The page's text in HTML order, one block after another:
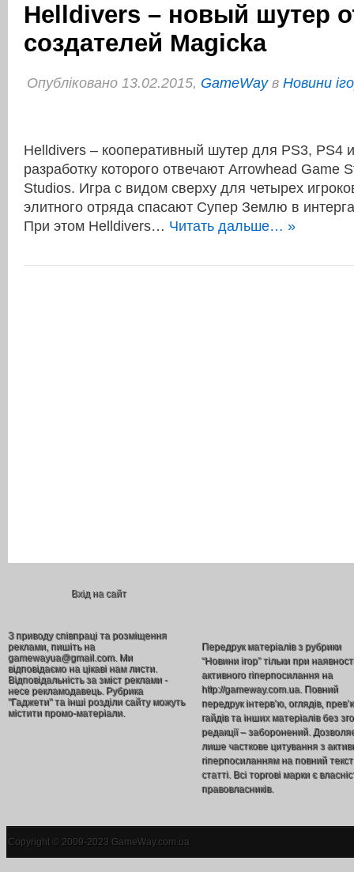
Helldivers – новый шутер
создателей Magicka
Опубліковано 13.02.2015, GameWayв Новини
Helldivers – кооперативный шутер для PS3, PS4
разработку которого отвечают Arrowhead Game
Studios. Игра с видом сверху для четырех
элитного отряда спасают Супер Землю в
При этом Helldivers… Читать дальше… »
Вхід на сайт
З приводу співпраці та розміщення
реклами, пишіть на
gamewayua@gmail.com. Ми
відповідаємо на цікаві нам листи.
Відповідальність за зміст реклами -
несе рекламодавець. Рубрика
"Гаджети" та інші розділи сайту можуть
містити промо-матеріали.
Передрук матеріалів з рубрики
“Новини ігор” тільки при
активного гіперпосилання на
http://gameway.com.ua. Повний
передрук інтерв’ю, оглядів,
гайдів та інших матеріалів без
редакції – заборонений.
лише часткове цитування з
гіперпосиланням на повний текст
статті. Всі торгові марки є
правовласників.
Copyright © 2009-2023 GameWay.com.ua